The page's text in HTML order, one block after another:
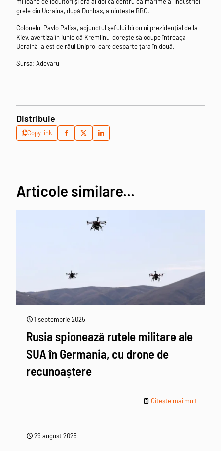
grele din Ucraina, după Donbas, amintește BBC.
Colonelul Pavlo Palisa, adjunctul șefului biroului prezidențial de la
Kiev, avertiza în iunie că Kremlinul dorește să ocupe întreaga
Ucraină la est de râul Dnipro, care desparte țara în două.
Sursa: Adevarul
Distribuie
Copy link
Articole similare...
1 septembrie 2025
Rusia spionează rutele militare ale
SUA în Germania, cu drone de
recunoaștere
Citește mai mult
29 august 2025